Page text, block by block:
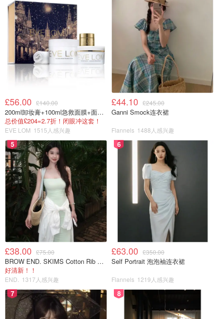
£56.00 £140.00
200ml卸妆膏+100ml急救面膜+面霜+洁颜布
总价值£204=2.7折！闭眼冲这套！
EVE LOM 1515人感兴趣
£44.10 £245.00
Ganni Smock连衣裙
Flannels 1488人感兴趣
5
£38.00 £75.00
BROW END. SKIMS Cotton Rib 长款背心连衣裙 薄荷绿
好清新！！
END. 1317人感兴趣
6
£63.00 £350.00
Self Portrait 泡泡袖连衣裙
Flannels 1219人感兴趣
7 8